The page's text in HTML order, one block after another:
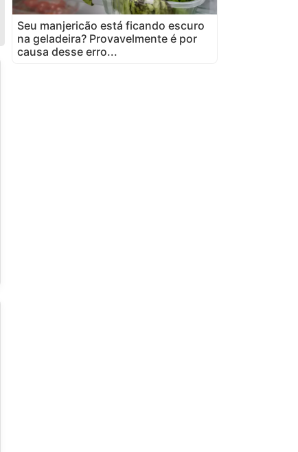
Seu manjericão está ficando escuro
na geladeira? Provavelmente é por
causa desse erro...